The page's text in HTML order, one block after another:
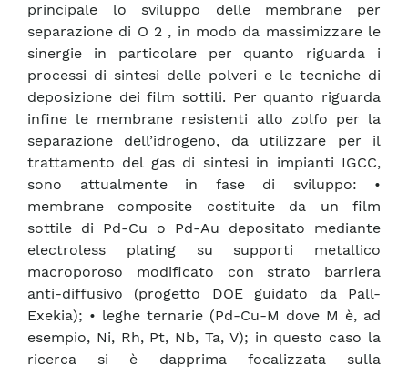
principale lo sviluppo delle membrane per
separazione di O 2 , in modo da massimizzare le
sinergie in particolare per quanto riguarda i
processi di sintesi delle polveri e le tecniche di
deposizione dei film sottili. Per quanto riguarda
infine le membrane resistenti allo zolfo per la
separazione dell’idrogeno, da utilizzare per il
trattamento del gas di sintesi in impianti IGCC,
sono attualmente in fase di sviluppo: •
membrane composite costituite da un film
sottile di Pd-Cu o Pd-Au depositato mediante
electroless plating su supporti metallico
macroporoso modificato con strato barriera
anti-diffusivo (progetto DOE guidato da Pall-
Exekia); • leghe ternarie (Pd-Cu-M dove M è, ad
esempio, Ni, Rh, Pt, Nb, Ta, V); in questo caso la
ricerca si è dapprima focalizzata sulla